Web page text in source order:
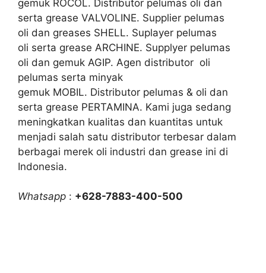
gemuk ROCOL. Distributor pelumas oli dan
serta grease VALVOLINE. Supplier pelumas
oli dan greases SHELL. Suplayer pelumas
oli serta grease ARCHINE. Supplyer pelumas
oli dan gemuk AGIP. Agen distributor oli
pelumas serta minyak
gemuk MOBIL. Distributor pelumas & oli dan
serta grease PERTAMINA. Kami juga sedang
meningkatkan kualitas dan kuantitas untuk
menjadi salah satu distributor terbesar dalam
berbagai merek oli industri dan grease ini di
Indonesia.
Whatsapp : +628-7883-400-500